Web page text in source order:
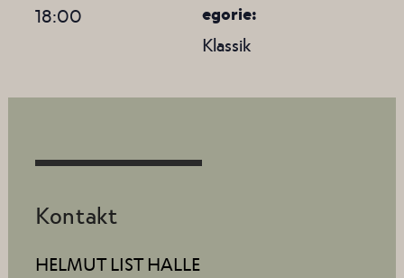
18:00
egorie:
Klassik
Kontakt
HELMUT LIST HALLE